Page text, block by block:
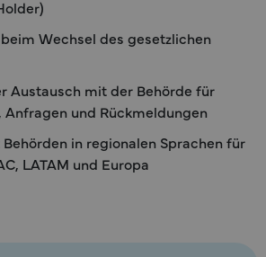
Wechsel des gesetzlichen
Austausch mit der Behörde für
Anfragen und Rückmeldungen
in regionalen Sprachen für
LATAM und Europa